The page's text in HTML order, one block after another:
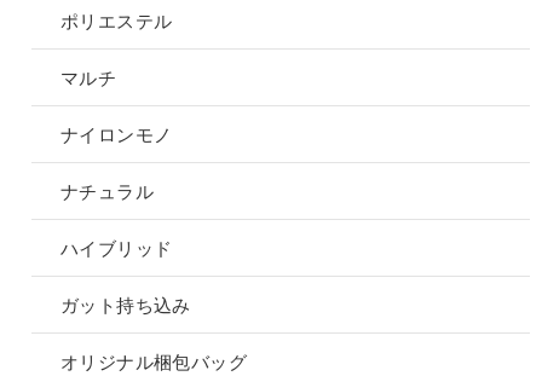
ポリエステル
マルチ
ナイロンモノ
ナチュラル
ハイブリッド
ガット持ち込み
オリジナル梱包バッグ